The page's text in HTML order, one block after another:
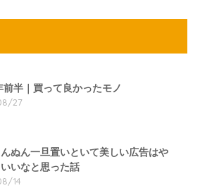
前半｜買って良かったモノ
27
ぬん一旦置いといて美しい広告はや
いなと思った話
14